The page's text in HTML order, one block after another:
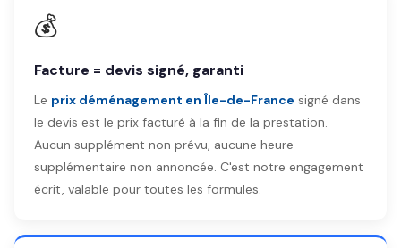
💰
Facture = devis signé, garanti
Le prix déménagement en Île-de-France signé dans
le devis est le prix facturé à la fin de la prestation.
Aucun supplément non prévu, aucune heure
supplémentaire non annoncée. C'est notre engagement
écrit, valable pour toutes les formules.